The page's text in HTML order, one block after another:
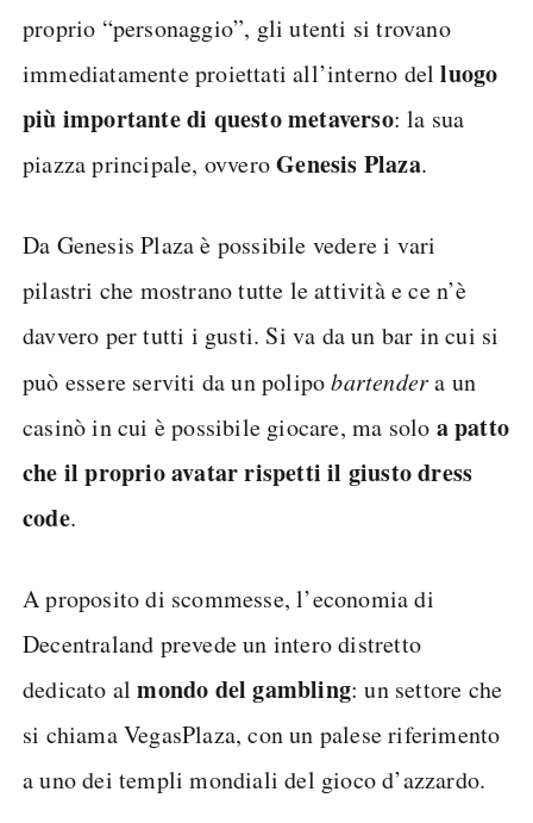
proprio “personaggio”, gli utenti si trovano
immediatamente proiettati all’interno del luogo
più importante di questo metaverso: la sua
piazza principale, ovveroGenesis Plaza.
Da Genesis Plaza è possibile vedere i vari
pilastri che mostrano tutte le attività e ce n’è
davvero per tutti i gusti. Si va da un bar in cui si
può essere serviti da un polipobartendera un
casinò in cui è possibile giocare, ma solo a patto
che il proprio avatar rispetti il giusto dress
code.
A proposito di scommesse, l’economia di
Decentraland prevede un intero distretto
dedicato almondo del gambling: un settore che
si chiama VegasPlaza, con un palese riferimento
a uno dei templi mondiali del gioco d’azzardo.